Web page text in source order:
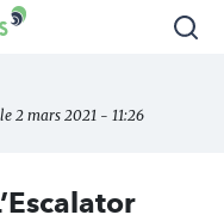
2 mars 2021 - 11:26